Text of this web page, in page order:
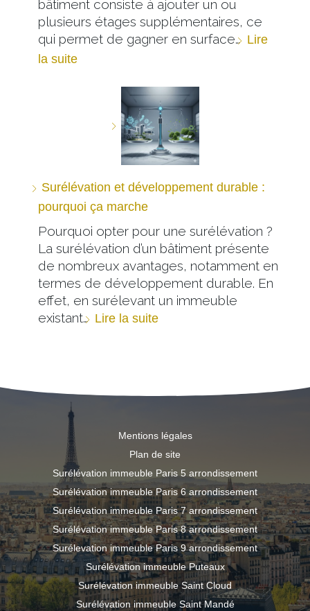
bâtiment consiste à ajouter un ou
plusieurs étages supplémentaires, ce
qui permet de gagner en surface… Lire
la suite
Surélévation et développement durable :
pourquoi ça marche
Pourquoi opter pour une surélévation ?
La surélévation d’un bâtiment présente
de nombreux avantages, notamment en
termes de développement durable. En
effet, en surélevant un immeuble
existant… Lire la suite
Mentions légales
Plan de site
Surélévation immeuble Paris 5 arrondissement
Surélévation immeuble Paris 6 arrondissement
Surélévation immeuble Paris 7 arrondissement
Surélévation immeuble Paris 8 arrondissement
Surélevation immeuble Paris 9 arrondissement
Surélévation immeuble Puteaux
Surélévation immeuble Saint Cloud
Surélévation immeuble Saint Mandé